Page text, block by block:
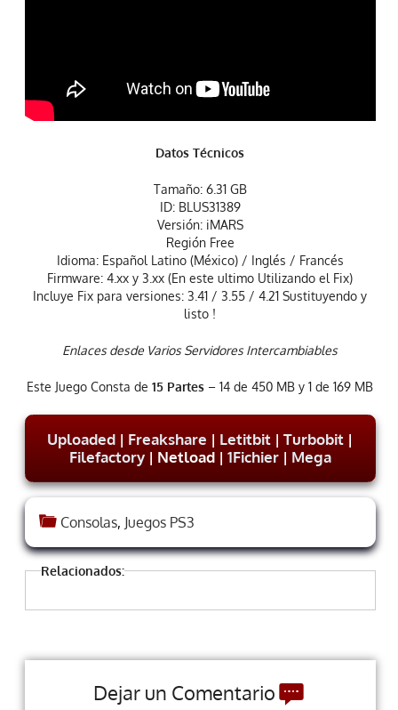
Datos Técnicos
Tamaño: 6.31 GB
ID: BLUS31389
Versión: iMARS
Región Free
Idioma: Español Latino (México) / Inglés / Francés
Firmware: 4.xx y 3.xx (En este ultimo Utilizando el Fix)
Incluye Fix para versiones: 3.41 / 3.55 / 4.21 Sustituyendo y
listo !
Enlaces desde Varios Servidores Intercambiables
Este Juego Consta de15 Partes – 14 de 450 MB y 1 de 169 MB
Uploaded | Freakshare | Letitbit |Turbobit |
Filefactory| Netload | 1Fichier| Mega
Consolas, Juegos PS3
Relacionados:
Dejar un Comentario